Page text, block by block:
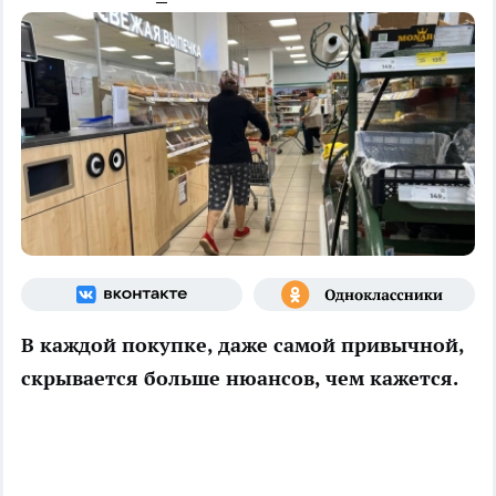
В каждой покупке, даже самой привычной,
скрывается больше нюансов, чем кажется.